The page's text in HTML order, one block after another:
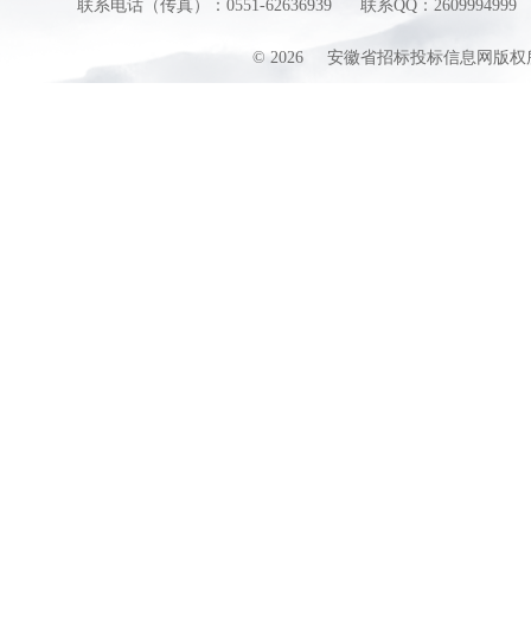
联系电话（传真）：0551-62636939
联系QQ：2609994999
© 2026 安徽省招标投标信息网版